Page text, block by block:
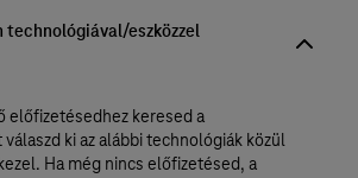
technológiával/eszközzel
előfizetésedhez keresed a
ki az alábbi technológiák közül
Ha még nincs előfizetésed, a